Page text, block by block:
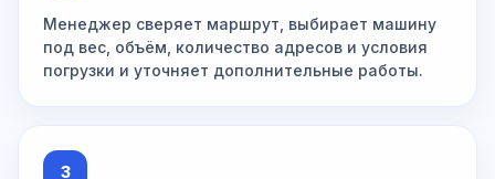
Менеджер сверяет маршрут, выбирает машину
под вес, объём, количество адресов и условия
погрузки и уточняет дополнительные работы.
3